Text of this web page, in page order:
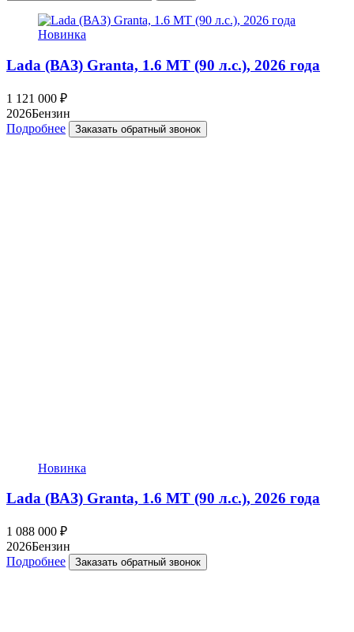
Новинка
Lada (ВАЗ) Granta, 1.6 MT (90 л.с.), 2026 года
1 121 000 ₽
2026Бензин
Подробнее
Заказать обратный звонок
Новинка
Lada (ВАЗ) Granta, 1.6 MT (90 л.с.), 2026 года
1 088 000 ₽
2026Бензин
Подробнее
Заказать обратный звонок